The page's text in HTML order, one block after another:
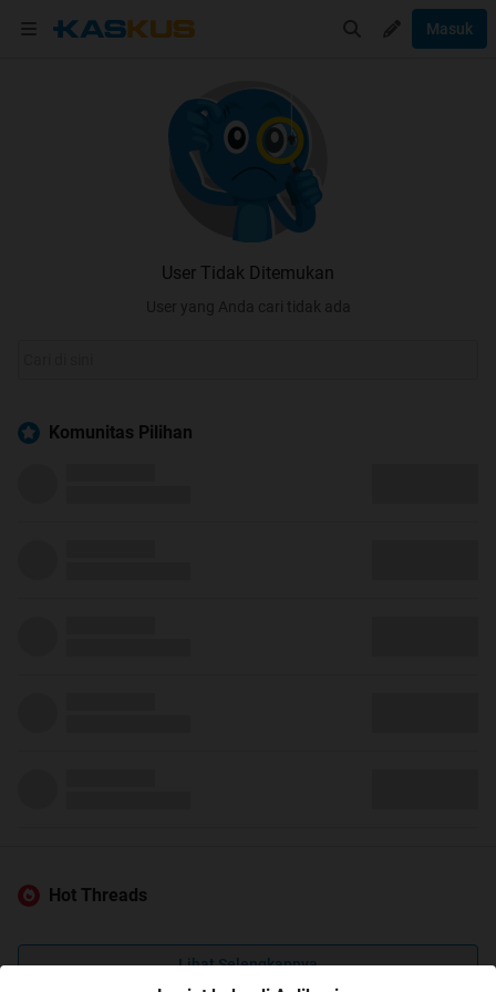
Masuk
User Tidak Ditemukan
User yang Anda cari tidak ada
Komunitas Pilihan
Hot Threads
Lihat Selengkapnya